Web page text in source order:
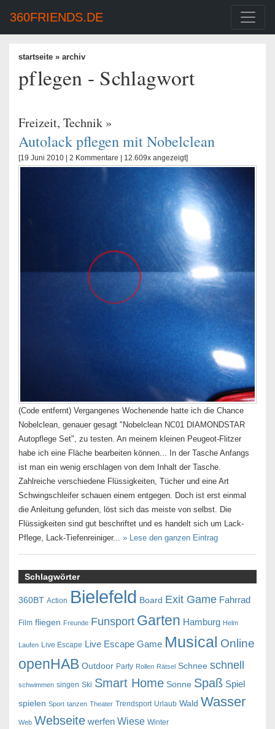
360FRIENDS.DE
startseite » archiv
pflegen - Schlagwort
Freizeit, Technik »
Autolack pflegen mit Nobelclean
[19 Juni 2010 | 2 Kommentare | 12.609x angezeigt]
(Code entfernt) Vergangenes Wochenende hatte ich die Chance
Nobelclean, genauer gesagt "Nobelclean NC01 DIAMONDSTAR
Autopflege Set", zu testen. An meinem kleinen Peugeot-Flitzer
habe ich eine Fläche bearbeiten können... In der Tasche Anfangs
ist man ein wenig erschlagen von dem Inhalt der Tasche.
Zahlreiche verschiedene Flüssigkeiten, Tücher und eine Art
Schwingschleifer schauen einem entgegen. Doch ist erst einmal
die Anleitung gefunden, löst sich das meiste von selbst. Die
Flüssigkeiten sind gut beschriftet und es handelt sich um Lack-
Pflege, Lack-Tiefenreiniger... » Lese den ganzen Eintrag
Schlagwörter
360BT Action Bielefeld Board Exit Game Fahrrad
Film fliegen Freunde Funsport Garten Hamburg Helm
Laufen Live Escape Live Escape Game Musical Online
openHAB Outdoor Party Rollen Rätsel Schnee schnell
schwimmen singen Ski Smart Home Sonne Spaß Spiel
spielen Sport tanzen Theater Trendsport Urlaub Wald Wasser
Web Webseite werfen Wiese Winter